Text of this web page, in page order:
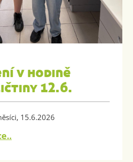
v hodině
12.6.
15.6.2026